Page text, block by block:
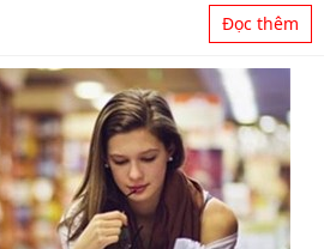
Đọc thêm